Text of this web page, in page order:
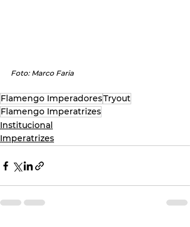
Foto: Marco Faria
Flamengo ImperadoresTryout
Flamengo Imperatrizes
Institucional
Imperatrizes